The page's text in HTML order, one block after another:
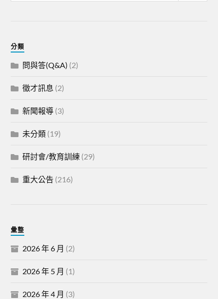
分類
問與答(Q&A) (2)
徵才訊息 (2)
新聞報導 (3)
未分類 (19)
研討會/教育訓練 (29)
重大公告 (216)
彙整
2026 年 6 月 (2)
2026 年 5 月 (1)
2026 年 4 月 (3)